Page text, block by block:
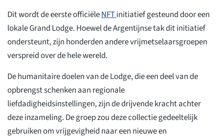
Dit wordt de eerste officiëleNFTinitiatief gesteund door een
lokale Grand Lodge. Hoewel de Argentijnse tak dit initiatief
ondersteunt, zijn honderden andere vrijmetselaarsgroepen
verspreid over de hele wereld.
De humanitaire doelen van de Lodge, die een deel van de
opbrengst schenken aan regionale
liefdadigheidsinstellingen, zijn de drijvende kracht achter
deze inzameling. De groep zou deze collectie gedeeltelijk
gebruiken om vrijgevigheid naar een nieuwe en